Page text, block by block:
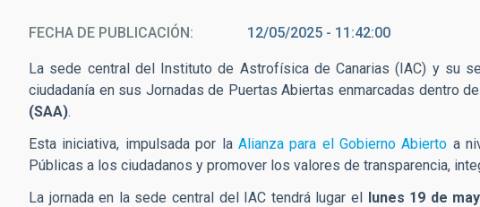
FECHA DE PUBLICACIÓN 12/05/2025 - 11:42:00
La sede central del Instituto de Astrofísica de Canarias (IAC) y su
ciudadanía en sus Jornadas de Puertas Abiertas enmarcadas dentro
(SAA).
Esta iniciativa, impulsada por la Alianza para el Gobierno Abierto a
Públicas a los ciudadanos y promover los valores de transparencia,
La jornada en la sede central del IAC tendrá lugar el lunes 19 de